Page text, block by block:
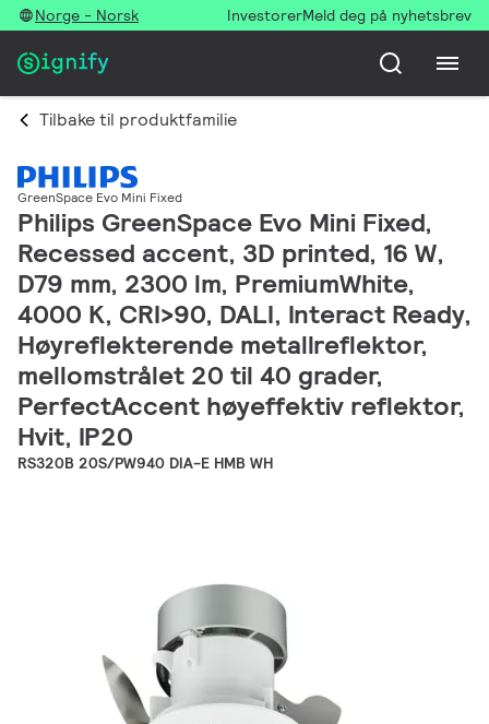
Norge - Norsk InvestorerMeld deg på nyhetsbrev
Tilbake til produktfamilie
GreenSpace Evo Mini Fixed
Philips GreenSpace Evo Mini Fixed,
Recessed accent, 3D printed, 16 W,
D79 mm, 2300 lm, PremiumWhite,
4000 K, CRI>90, DALI, Interact Ready,
Høyreflekterende metallreflektor,
mellomstrålet 20 til 40 grader,
PerfectAccent høyeffektiv reflektor,
Hvit, IP20
RS320B 20S/PW940 DIA-E HMB WH